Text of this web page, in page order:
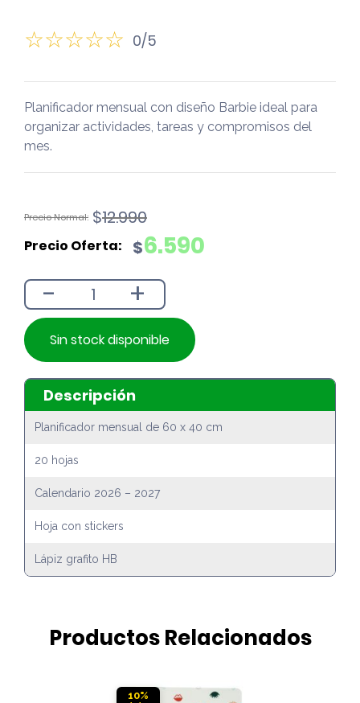
0/5
Planificador mensual con diseño Barbie ideal para
organizar actividades, tareas y compromisos del
mes.
$12.990
El
original
$12.990.
$6.590
El
actual
$6.590.
- +
Sin stock disponible
Descripción
Planificador mensual de 60 x 40 cm
20 hojas
Calendario 2026 – 2027
Hoja con stickers
Lápiz grafito HB
Productos Relacionados
10%